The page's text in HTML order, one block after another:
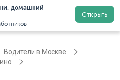
домашний
Открыть
Регистрация
Водители в Москве